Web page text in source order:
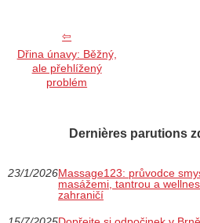
Dřina únavy: Běžný,
ale přehlížený
problém
Dernières parutions
23/1/2026Massage123: průvodce
masážemi, tantrou a
zahraničí